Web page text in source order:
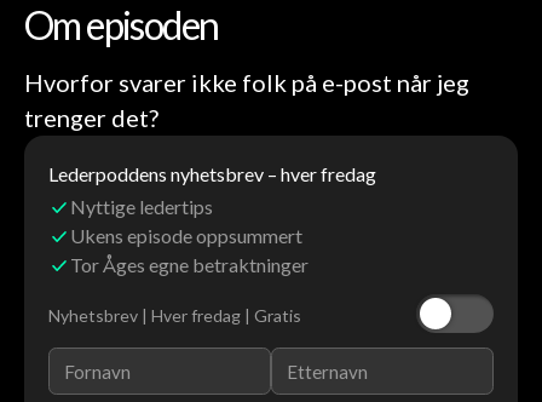
Om episoden
Hvorfor svarer ikke folk på e-post når jeg
trenger det?
Lederpoddens nyhetsbrev – hver fredag
Nyttige ledertips
Ukens episode oppsummert
Tor Åges egne betraktninger
Nyhetsbrev | Hver fredag | Gratis